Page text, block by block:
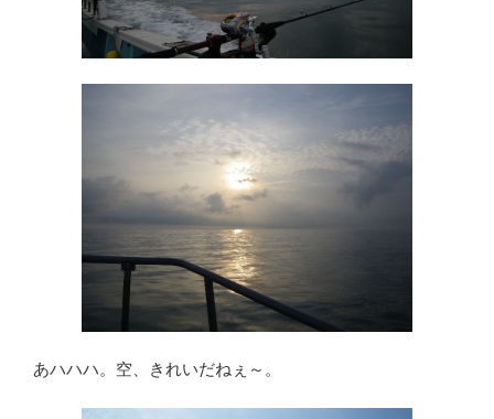
あハハハ。空、きれいだねぇ～。